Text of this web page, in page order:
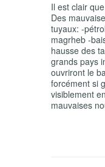
Il est clair
Des
tuyaux: -
magrheb -
hausse des
grands pays
ouvriront le
forcément si
visiblement
mauvaises